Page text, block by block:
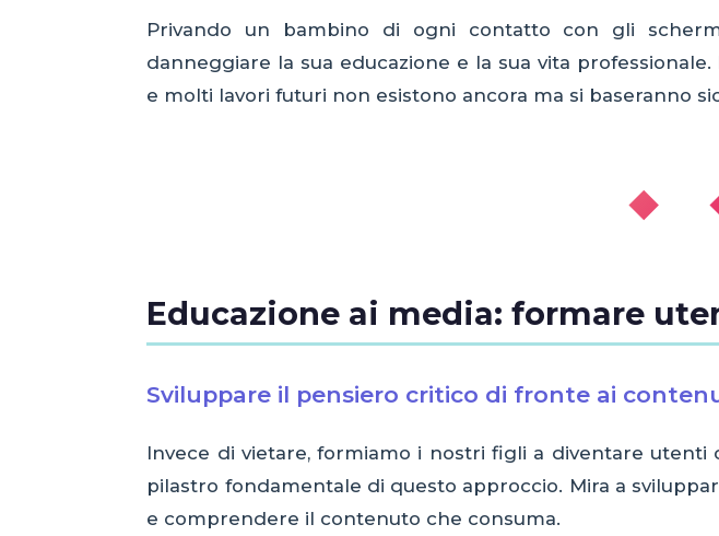
Privando un bambino di ogni contatto con gli
danneggiare la sua educazione e la sua vita
e molti lavori futuri non esistono ancora ma si baseranno
◆
Educazione ai media: formare
Sviluppare il pensiero critico di fronte ai
Invece di vietare, formiamo i nostri figli a diventare utenti
pilastro fondamentale di questo approccio. Mira a
e comprendere il contenuto che consuma.